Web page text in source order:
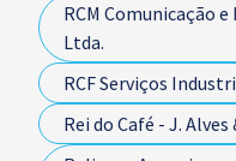
RCM Comunicação
Ltda.
RCF Serviços
Rei do Café - J. Alves